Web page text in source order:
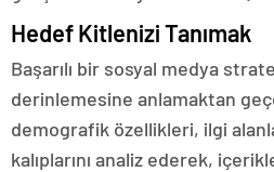
Hedef Kitlenizi Tanımak
Başarılı bir sosyal medya
derinlemesine anlamaktan
demografik özellikleri, ilgi
kalıplarını analiz ederek,